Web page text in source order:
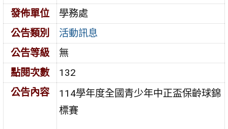
發佈單位
學務處
公告類別
活動訊息
公告等級
無
點閱次數
132
公告內容
114學年度全國青少年中正盃保齡球錦
標賽